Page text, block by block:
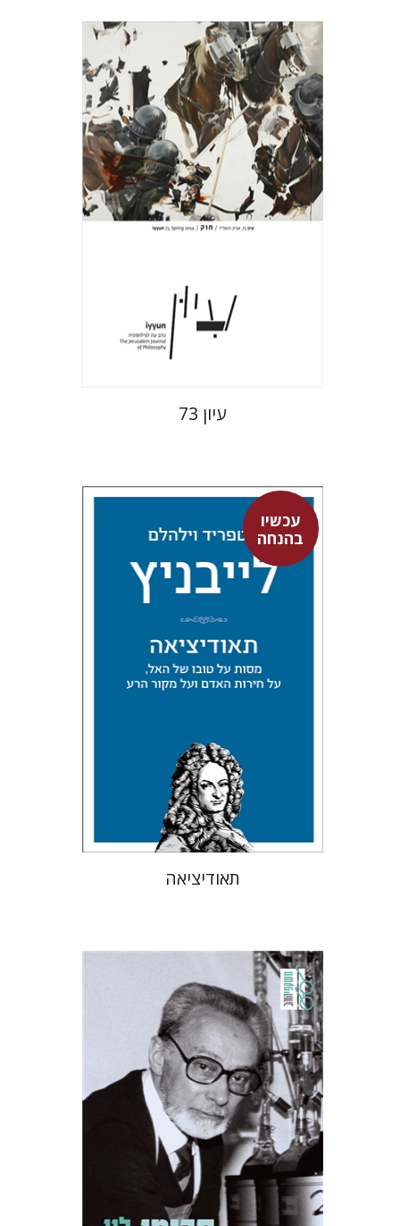
חגי כנען
הנחת אתר ספר מודפס
$31
$28
עיון 73
עכשיו
בהנחה
גוטפריד וילהלם לייבניץ
אלחנן יקירה
עכשיו בהנחה
$46
$34
תאודיציאה
פרימו לוי
מנואלה קונסוני
יונתן פיין